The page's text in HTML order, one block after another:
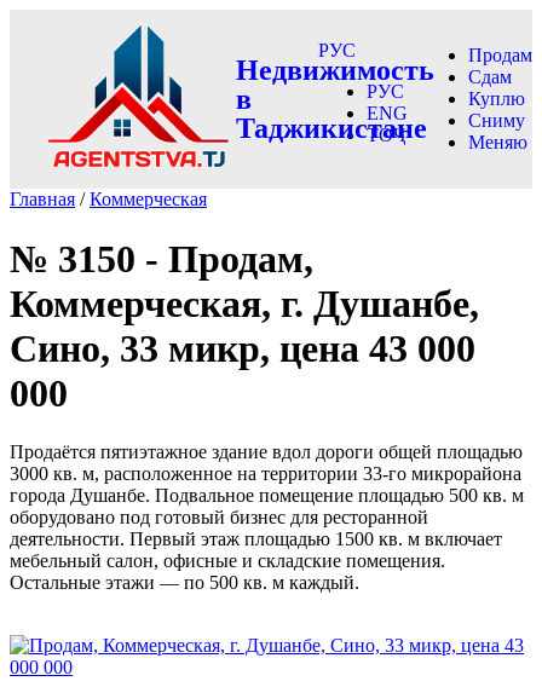
Недвижимость
в
Таджикистане
РУС
РУС
ENG
ТОҶ
Продам
Сдам
Куплю
Сниму
Меняю
Главная /Коммерческая
№ 3150 - Продам,
Коммерческая, г. Душанбе,
Сино, 33 микр, цена 43 000
000
Продаётся пятиэтажное здание вдол дороги общей площадью
3000 кв. м, расположенное на территории 33-го микрорайона
города Душанбе. Подвальное помещение площадью 500 кв. м
оборудовано под готовый бизнес для ресторанной
деятельности. Первый этаж площадью 1500 кв. м включает
мебельный салон, офисные и складские помещения.
Остальные этажи — по 500 кв. м каждый.